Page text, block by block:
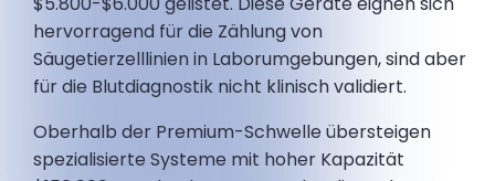
hervorragend für die Zählung von
Säugetierzelllinien in Laborumgebungen, sind aber
für die Blutdiagnostik nicht klinisch validiert.
Oberhalb der Premium-Schwelle übersteigen
spezialisierte Systeme mit hoher Kapazität